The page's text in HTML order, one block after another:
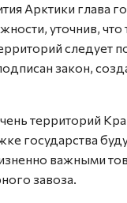
Арктики глава
уточнив,
следует
закон,
территорий
государства
важными
завоза.